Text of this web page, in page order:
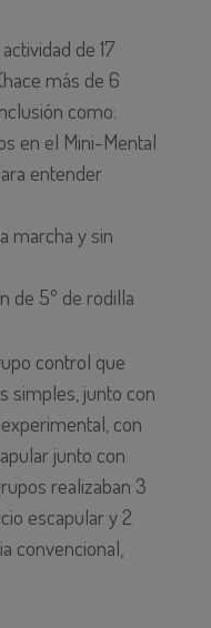
de 17
más de 6
como:
en el Mini-Mental
entender
marcha y sin
de 5º de rodilla
control que
simples, junto con
con
junto con
realizaban 3
escapular y 2
convencional,